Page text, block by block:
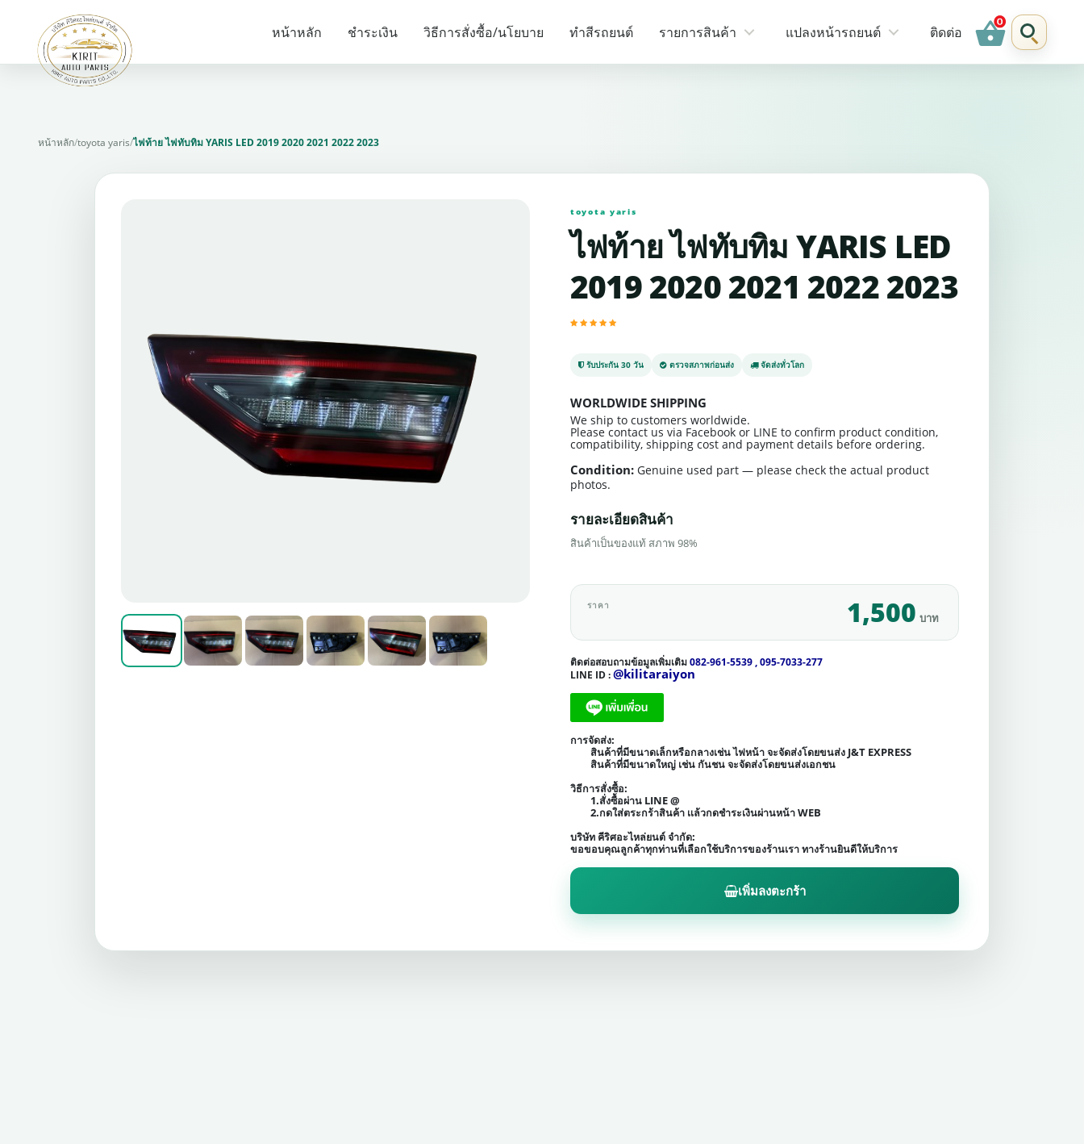
หน้าหลัก ชำระเงิน วิธีการสั่งซื้อ/นโยบาย ทำสีรถยนต์ รายการสินค้า แปลงหน้ารถยนต์ ติดต่อ shopping_basket
รายการแนะนำ
หน้าหลัก/toyota yaris/ไฟท้าย ไฟทับทิม YARIS LED 2019 2020 2021 2022 2023
toyota yaris
ไฟท้าย ไฟทับทิม YARIS LED
2019 2020 2021 2022 2023
รับประกัน 30 วัน ตรวจสภาพก่อนส่ง จัดส่งทั่วโลก
WORLDWIDE SHIPPING
We ship to customers worldwide.
Please contact us via Facebook or LINE to confirm product condition,
compatibility, shipping cost and payment details before ordering.
Condition: Genuine used part — please check the actual product
photos.
รายละเอียดสินค้า
สินค้าเป็นของแท้ สภาพ 98%
ราคา 1,500 บาท
ติดต่อสอบถามข้อมูลเพิ่มเติม082-961-5539 , 095-7033-277
LINE ID :@kilitaraiyon
การจัดส่ง:
สินค้าที่มีขนาดเล็กหรือกลางเช่น ไฟหน้า จะจัดส่งโดยขนส่ง J&T EXPRESS
สินค้าที่มีขนาดใหญ่ เช่น กันชน จะจัดส่งโดยขนส่งเอกชน
วิธีการสั่งซื้อ:
1.สั่งซื้อผ่าน LINE @
2.กดใส่ตระกร้าสินค้า เเล้วกดชำระเงินผ่านหน้า WEB
บริษัท คีริศอะไหล่ยนต์ จำกัด:
ขอขอบคุณลูกค้าทุกท่านที่เลือกใช้บริการของร้านเรา ทางร้านยินดีให้บริการ
เพิ่มลงตะกร้า